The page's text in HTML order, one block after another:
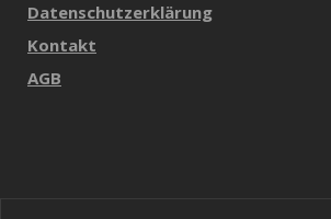
Datenschutzerklärung
Kontakt
AGB